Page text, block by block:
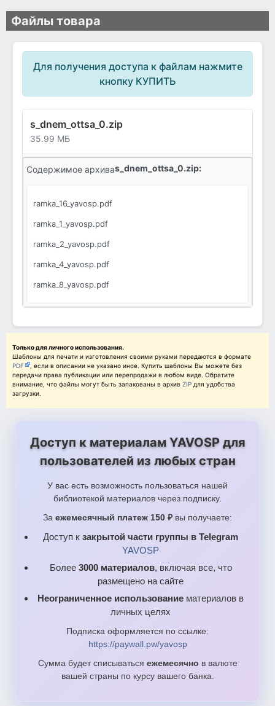
Файлы товара
Для получения доступа к файлам нажмите
кнопку КУПИТЬ
s_dnem_ottsa_0.zip
35.99 МБ
Содержимое архиваs_dnem_ottsa_0.zip:
ramka_16_yavosp.pdf
ramka_1_yavosp.pdf
ramka_2_yavosp.pdf
ramka_4_yavosp.pdf
ramka_8_yavosp.pdf
Только для личного использования.
Шаблоны для печати и изготовления своими руками передаются в формате
PDF
, если в описании не указано иное. Купить шаблоны Вы можете без
передачи права публикации или перепродажи в любом виде. Обратите
внимание, что файлы могут быть запакованы в архив ZIP для удобства
загрузки.
Доступ к материалам YAVOSP для
пользователей из любых стран
У вас есть возможность пользоваться нашей
библиотекой материалов через подписку.
За ежемесячный платеж 150 ₽ вы получаете:
Доступ к закрытой части группы в Telegram
YAVOSP
Более 3000 материалов, включая все, что
размещено на сайте
Неограниченное использование материалов в
личных целях
Подписка оформляется по ссылке:
https://paywall.pw/yavosp
Сумма будет списываться ежемесячно в валюте
вашей страны по курсу вашего банка.